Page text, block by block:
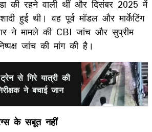
हुई थी। वह पूर्व मॉडल और मार्केटिंग
ने मामले की CBI जांच और सुप्रीम
जांच की मांग की है।
से गिरे यात्री की
ने बचाई जान
के सबूत नहीं